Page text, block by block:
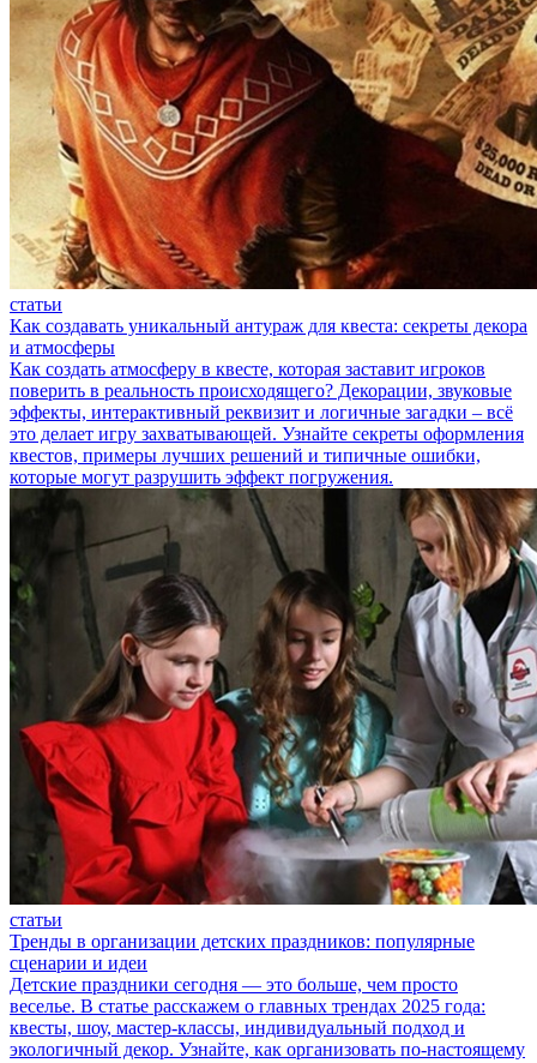
статьи
Как создавать уникальный антураж для квеста: секреты декора
и атмосферы
Как создать атмосферу в квесте, которая заставит игроков
поверить в реальность происходящего? Декорации, звуковые
эффекты, интерактивный реквизит и логичные загадки – всё
это делает игру захватывающей. Узнайте секреты оформления
квестов, примеры лучших решений и типичные ошибки,
которые могут разрушить эффект погружения.
статьи
Тренды в организации детских праздников: популярные
сценарии и идеи
Детские праздники сегодня — это больше, чем просто
веселье. В статье расскажем о главных трендах 2025 года:
квесты, шоу, мастер-классы, индивидуальный подход и
экологичный декор. Узнайте, как организовать по-настоящему